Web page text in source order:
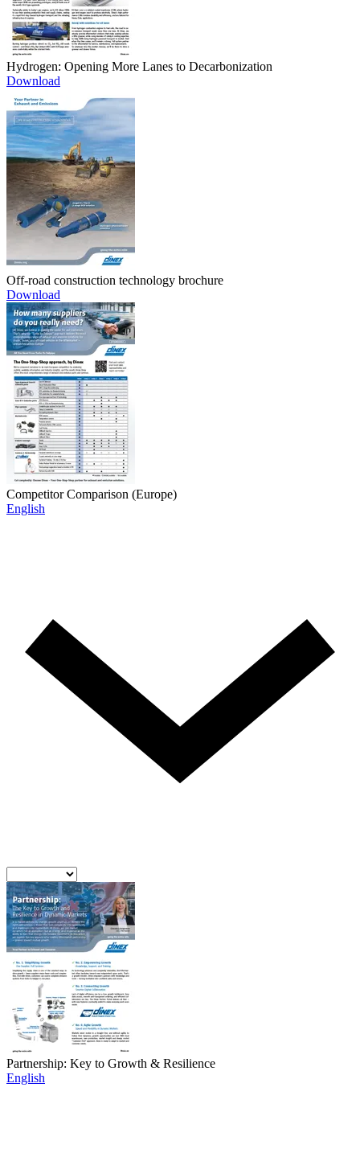
Hydrogen: Opening More Lanes to Decarbonization
Download
Off-road construction technology brochure
Download
Competitor Comparison (Europe)
English
Partnership: Key to Growth & Resilience
English